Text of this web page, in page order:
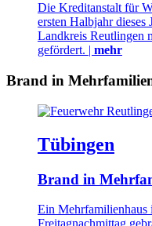
Die Kreditanstalt für
ersten Halbjahr dieses
Landkreis Reutlingen
gefördert. | mehr
Brand in
Tübingen
Brand in
Ein Mehrfamilienhaus